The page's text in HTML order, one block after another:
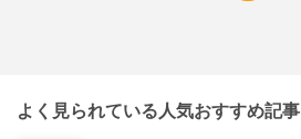
よく見られている人気おすすめ記事